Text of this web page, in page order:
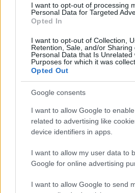
I want to opt-out of processing
Personal Data for Targeted
Opted In
I want to opt-out of Collection,
Retention, Sale, and/or Sharing
Personal Data that Is Unrelated
Purposes for which it was
Opted Out
Google consents
I want to allow Google to
related to advertising like
device identifiers in apps.
I want to allow my user data to
Google for online advertising
I want to allow Google to send
di quest’anno al prossimo,
difficile incassarli, perché le
maggiore.
Meglio allora concedere
principi contabili per non
indebitamento netto anche
e spostare così la “patata
esercizi finanziari e ai futuri
finanziamenti bancari che in
verrebbero utilizzati.
#DEBITO PUBBLICO #FISCO